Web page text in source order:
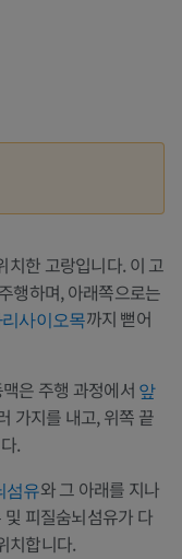
치한 고랑입니다. 이 고
행하며, 아래쪽으로는
사이오목까지 뻗어
은 주행 과정에서 앞
가지를 내고, 위쪽 끝
.
섬유와 그 아래를 지나
피질숨뇌섬유가 다
치합니다.